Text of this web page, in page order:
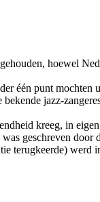
gehouden, hoewel
één punt mochten
jazz-
kreeg, in
was geschreven door
terugkeerde) werd